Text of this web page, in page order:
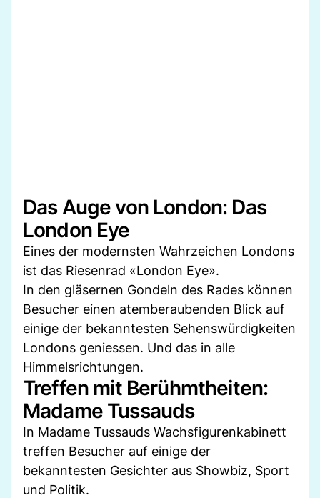
Das Auge von London: Das
London Eye
Eines der modernsten Wahrzeichen Londons
ist das Riesenrad «London Eye».
In den gläsernen Gondeln des Rades können
Besucher einen atemberaubenden Blick auf
einige der bekanntesten Sehenswürdigkeiten
Londons geniessen. Und das in alle
Himmelsrichtungen.
Treffen mit Berühmtheiten:
Madame Tussauds
In Madame Tussauds Wachsfigurenkabinett
treffen Besucher auf einige der
bekanntesten Gesichter aus Showbiz, Sport
und Politik.